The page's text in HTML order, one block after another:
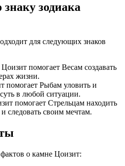
зодиака
для следующих знаков
помогает Весам создавать
жизни.
помогает Рыбам уловить и
в любой ситуации.
помогает Стрельцам находить
следовать своим мечтам.
о камне Цоизит: